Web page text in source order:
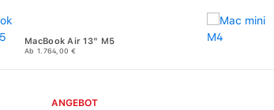
MacBook Air 13" M5
Ab 1.764,00 €
ANGEBOT